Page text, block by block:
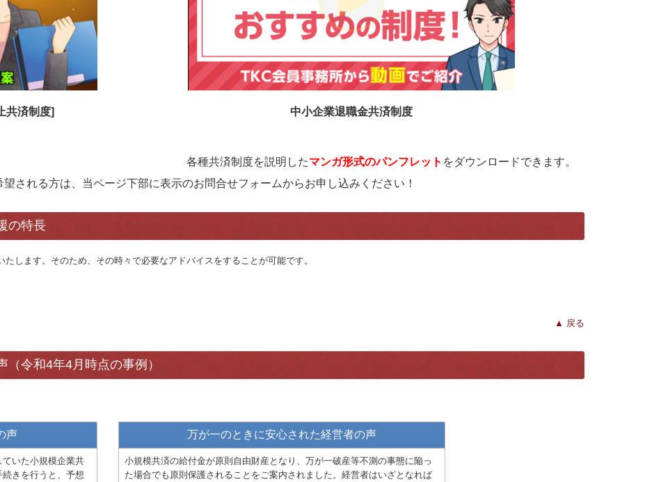
共済制度] 中小企業退職金共済制度
各種共済制度を説明したマンガ形式のパンフレット をダウンロードできます。
される方は、当ページ下部に表示のお問合せフォームからお申し込みください！
の特長
します。そのため、その時々で必要なアドバイスをすることが可能です。
▲ 戻る
令和4年4月時点の事例）
声
いた小規模企業共
きを行うと、予想
万が一のときに安心された経営者の声
小規模共済の給付金が原則自由財産となり、万が一破産等不測の事態に陥っ
た場合でも原則保護されることをご案内されました。経営者はいざとなれば